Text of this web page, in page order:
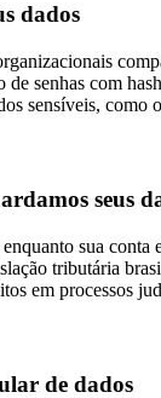
dados
senhas com
sensíveis, como
seus
enquanto sua
tributária
em processos
de dados